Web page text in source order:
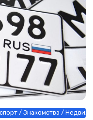
/ Знакомства /